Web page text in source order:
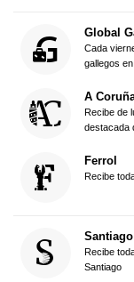
Global
Cada
gallegos
A
Recibe de
destacada
Ferrol
Recibe
Santiago
Recibe
Santiago